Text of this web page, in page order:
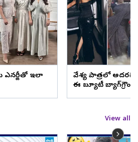
ఎనర్జీతో ఇలా
వేశ్య పాత్రలో
ఈ బ్యూటీ
View all